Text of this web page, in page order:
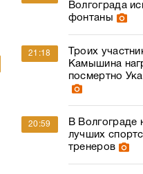
Волгограда
фонтаны
21:18
Троих
Камышина
посмертно
20:59
В Волгограде
лучших
тренеров